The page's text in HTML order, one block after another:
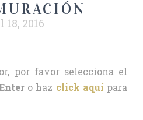
18, 2016
por favor selecciona el
o haz click aquí para